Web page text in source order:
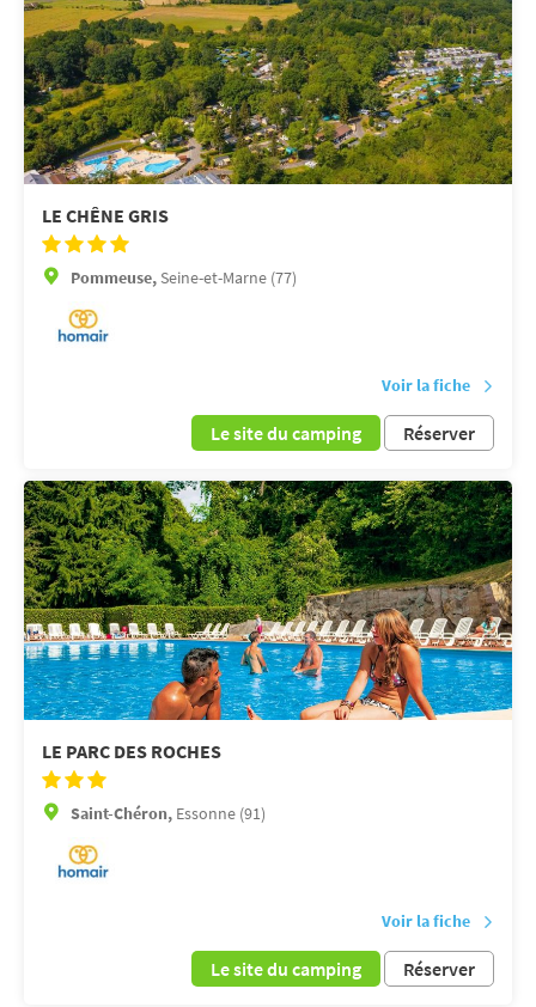
LE CHÊNE GRIS
Pommeuse, Seine-et-Marne (77)
Voir la fiche
Le site du camping Réserver
LE PARC DES ROCHES
Saint-Chéron, Essonne (91)
Voir la fiche
Le site du camping Réserver